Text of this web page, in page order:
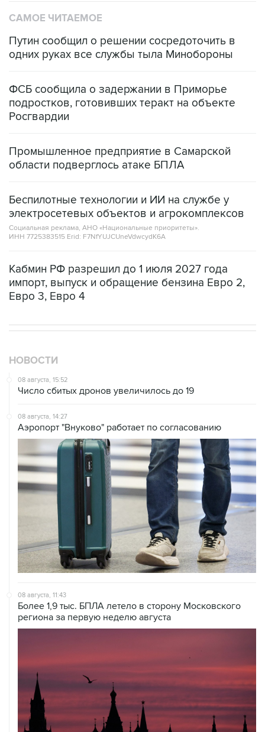
САМОЕ ЧИТАЕМОЕ
Путин сообщил о решении сосредоточить в
одних руках все службы тыла Минобороны
ФСБ сообщила о задержании в Приморье
подростков, готовивших теракт на объекте
Росгвардии
Промышленное предприятие в Самарской
области подверглось атаке БПЛА
Беспилотные технологии и ИИ на службе у
электросетевых объектов и агрокомплексов
Социальная реклама, АНО «Национальные приоритеты».
ИНН 7725383515 Erid: F7NfYUJCUneVdwcydK6A
Кабмин РФ разрешил до 1 июля 2027 года
импорт, выпуск и обращение бензина Евро 2,
Евро 3, Евро 4
НОВОСТИ
08 августа, 15:52
Число сбитых дронов увеличилось до 19
08 августа, 14:27
Аэропорт "Внуково" работает по согласованию
08 августа, 11:43
Более 1,9 тыс. БПЛА летело в сторону Московского
региона за первую неделю августа